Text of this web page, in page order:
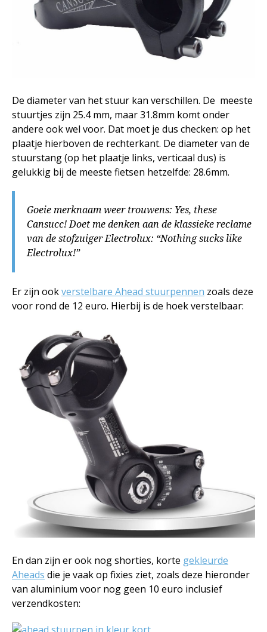
De diameter van het stuur kan verschillen. De meeste
stuurtjes zijn 25.4 mm, maar 31.8mm komt onder
andere ook wel voor. Dat moet je dus checken: op het
plaatje hierboven de rechterkant. De diameter van de
stuurstang (op het plaatje links, verticaal dus) is
gelukkig bij de meeste fietsen hetzelfde: 28.6mm.
Goeie merknaam weer trouwens: Yes, these
Cansucc! Doet me denken aan de klassieke reclame
van de stofzuiger Electrolux: “Nothing sucks like
Electrolux!”
Er zijn ookverstelbare Ahead stuurpennen zoals deze
voor rond de 12 euro. Hierbij is de hoek verstelbaar:
En dan zijn er ook nog shorties, korte gekleurde
Aheads die je vaak op fixies ziet, zoals deze hieronder
van aluminium voor nog geen 10 euro inclusief
verzendkosten: